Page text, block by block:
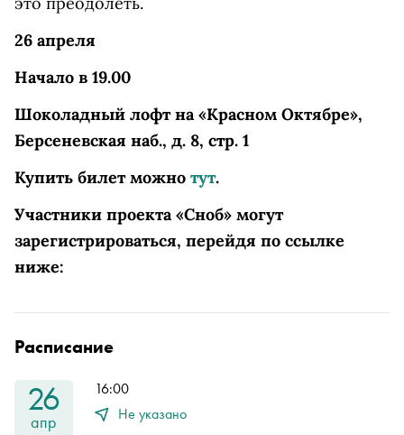
26 апреля
Начало в 19.00
Шоколадный лофт на «Красном Октябре»,
Берсеневская наб., д. 8, стр. 1
Купить билет можно тут.
Участники проекта «Сноб» могут
зарегистрироваться, перейдя по ссылке
ниже:
Расписание
26
апр
16:00
Не указано